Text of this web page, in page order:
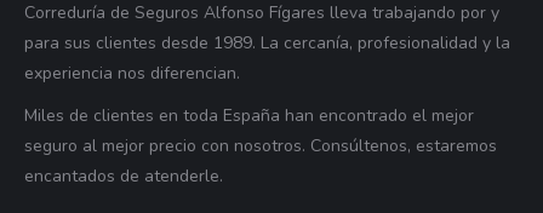
Correduría de Seguros Alfonso Fígares lleva trabajando por y
para sus clientes desde 1989. La cercanía, profesionalidad y la
experiencia nos diferencian.
Miles de clientes en toda España han encontrado el mejor
seguro al mejor precio con nosotros. Consúltenos, estaremos
encantados de atenderle.